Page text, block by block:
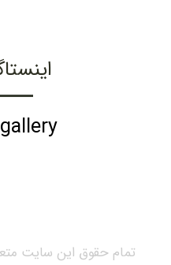
تمام حقوق این سایت